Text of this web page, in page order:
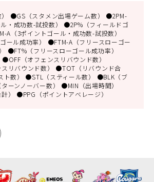
●GS（スタメン出場ゲーム数） ●2PM-
・成功数-試投数） ●2P%（フィールドゴ
A（3ポイントゴール・成功数-試投数）
ール成功率） ●FTM-A（フリースローゴー
●FT%（フリースローゴール成功率）
（オフェンスリバウンド数）
リバウンド数） ●TOT（リバウンド合
ト数） ●STL（スティール数） ●BLK（ブ
ーンノーバー数） ●MIN（出場時間）
） ●PPG（ポイントアベレージ）